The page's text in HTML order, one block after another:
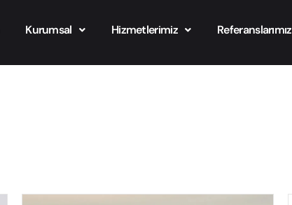
Kurumsal Hizmetlerimiz Referanslarımız